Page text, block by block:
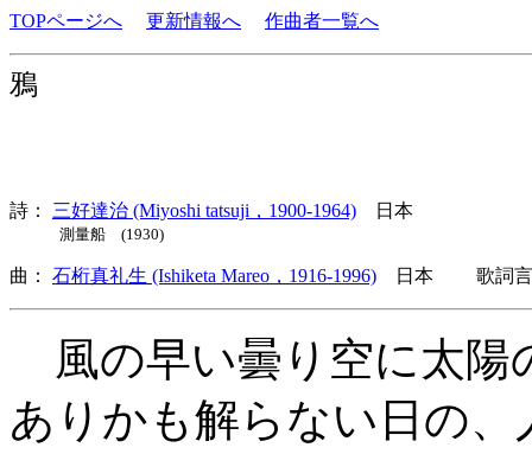
TOPページへ 更新情報へ 作曲者一覧へ
鴉
詩： 三好達治 (Miyoshi tatsuji，1900-1964) 日本
測量船 (1930)
曲： 石桁真礼生 (Ishiketa Mareo，1916-1996) 日本 歌詞言
風の早い曇り空に太陽
ありかも解らない日の、